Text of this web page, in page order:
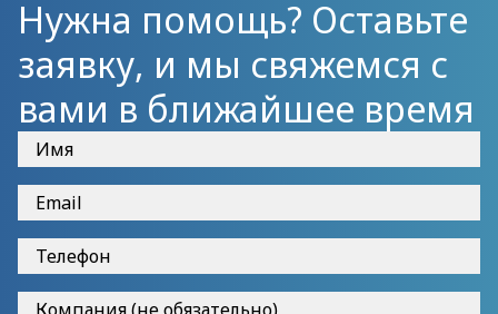
Нужна помощь? Оставьте
заявку, и мы свяжемся с
вами в ближайшее время